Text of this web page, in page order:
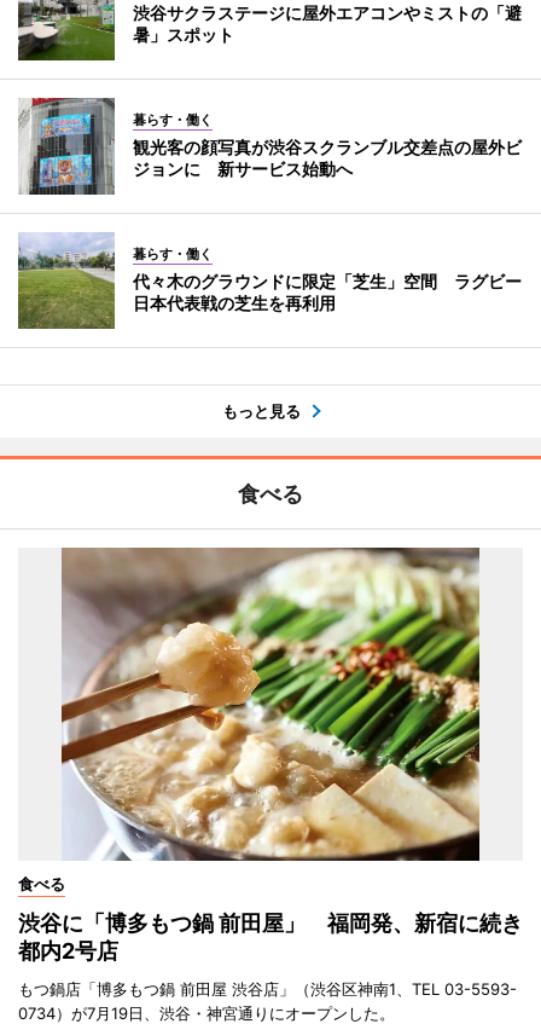
渋谷サクラステージに屋外エアコンやミストの「避
暑」スポット
暮らす・働く
観光客の顔写真が渋谷スクランブル交差点の屋外ビ
ジョンに 新サービス始動へ
暮らす・働く
代々木のグラウンドに限定「芝生」空間 ラグビー
日本代表戦の芝生を再利用
もっと見る
食べる
食べる
渋谷に「博多もつ鍋 前田屋」 福岡発、新宿に続き
都内2号店
もつ鍋店「博多もつ鍋 前田屋 渋谷店」（渋谷区神南1、TEL 03-5593-
0734）が7月19日、渋谷・神宮通りにオープンした。